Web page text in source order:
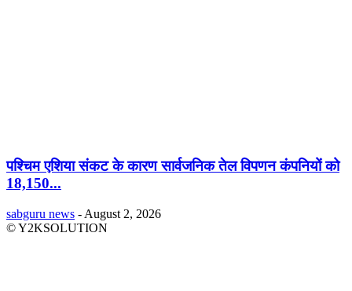
पश्चिम एशिया संकट के कारण सार्वजनिक तेल विपणन कंपनियों को
18,150...
sabguru news - August 2, 2026
© Y2KSOLUTION